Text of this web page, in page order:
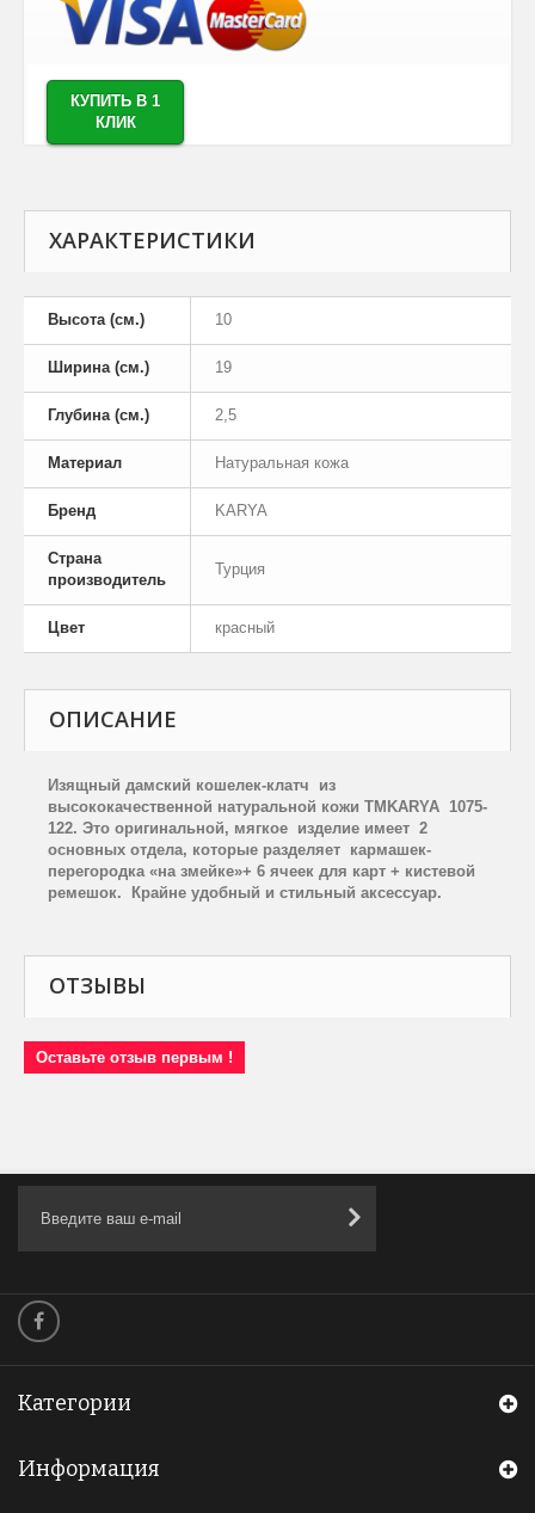
КУПИТЬ В 1
КЛИК
ХАРАКТЕРИСТИКИ
Высота (см.) 10
Ширина (см.) 19
Глубина (см.) 2,5
Материал Натуральная кожа
Бренд KARYA
Страна
производитель
Турция
Цвет красный
ОПИСАНИЕ
Изящный дамский кошелек-клатч
из
высококачественной натуральной кожи TM KARYA 1075-
122. Это оригинальной, мягкое изделие имеет 2
основных отдела, которые разделяет кармашек-
перегородка «на змейке»+ 6 ячеек для карт + кистевой
ремешок.
Крайне удобный и стильный аксессуар.
ОТЗЫВЫ
Оставьте отзыв первым !
Категории
Информация